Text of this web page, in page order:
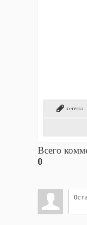
cererra
Всего
0